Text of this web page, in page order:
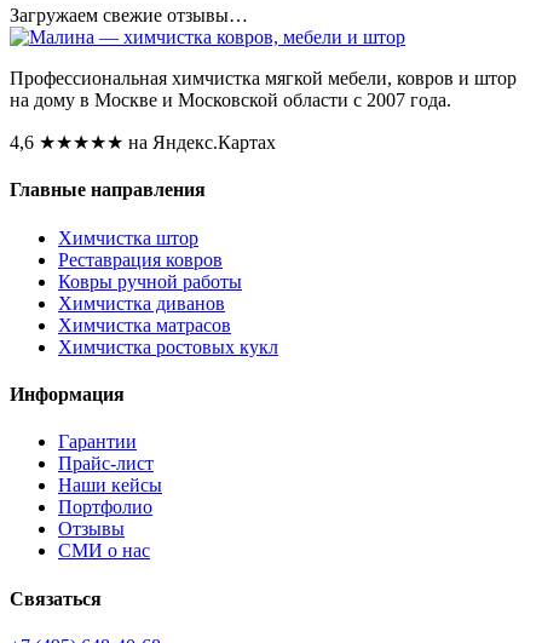
Загружаем свежие отзывы…
Профессиональная химчистка мягкой мебели, ковров и штор
на дому в Москве и Московской области с 2007 года.
4,6 ★★★★★ на Яндекс.Картах
Главные направления
Химчистка штор
Реставрация ковров
Ковры ручной работы
Химчистка диванов
Химчистка матрасов
Химчистка ростовых кукл
Информация
Гарантии
Прайс-лист
Наши кейсы
Портфолио
Отзывы
СМИ о нас
Связаться